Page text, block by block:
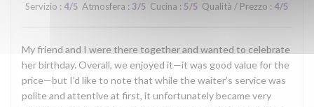
Servizio : 4/5 Atmosfera : 3/5 Cucina : 5/5 Qualità / Prezzo : 4/5
My friend and I were there together and wanted to celebrate
her birthday. Overall, we enjoyed it—it was good value for the
price—but I’d like to note that while the waiter’s service was
polite and attentive at first, it unfortunately became very